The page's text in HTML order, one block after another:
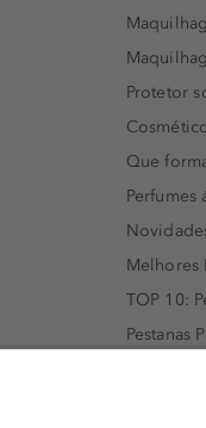
Protetor
Que
Perfumes
Melhores
TOP 10:
Pestanas